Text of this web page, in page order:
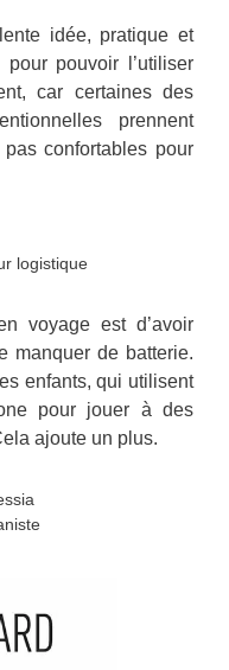
idée, pratique et
pouvoir l’utiliser
car certaines des
prennent
confortables pour
logistique
voyage est d’avoir
manquer de batterie.
enfants, qui utilisent
pour jouer à des
ajoute un plus.